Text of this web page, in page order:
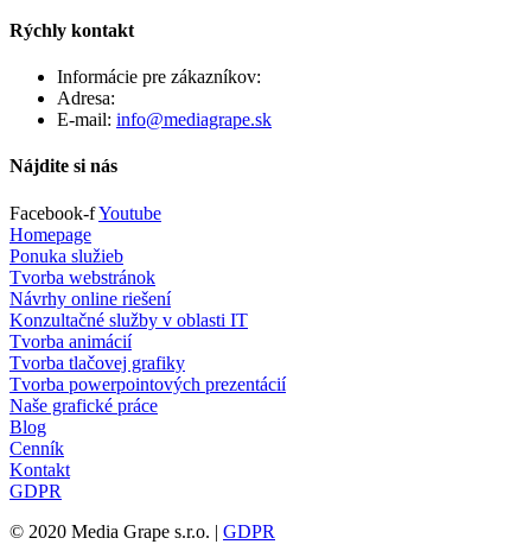
Rýchly kontakt
Informácie pre zákazníkov:
Adresa:
E-mail: info@mediagrape.sk
Nájdite si nás
Facebook-fYoutube
Homepage
Ponuka služieb
Tvorba webstránok
Návrhy online riešení
Konzultačné služby v oblasti IT
Tvorba animácií
Tvorba tlačovej grafiky
Tvorba powerpointových prezentácií
Naše grafické práce
Blog
Cenník
Kontakt
GDPR
© 2020 Media Grape s.r.o. | GDPR